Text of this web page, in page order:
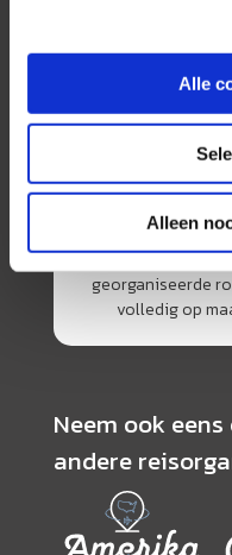
Alle
Alleen
AfrikaPlus is al
Nederlandse
specialisme is het
de scherpste
service. Naast
georganiseerde
volledig op
Neem ook
andere